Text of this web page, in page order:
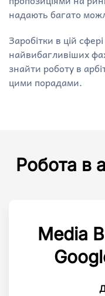
надають багато
Заробітки в цій
найвибагливіших
знайти роботу в
цими порадами.
Робота в
Media